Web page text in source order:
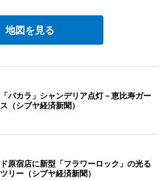
地図を見る
バカラ」シャンデリア点灯－恵比寿ガー
（シブヤ経済新聞）
原宿店に新型「フラワーロック」の光る
リー（シブヤ経済新聞）